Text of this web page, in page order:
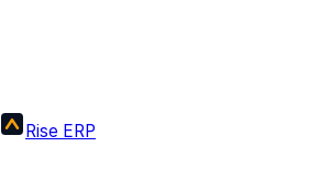
Rise ERP